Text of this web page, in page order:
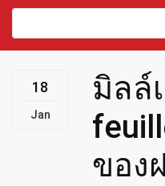
18
Jan
มิลล์
ของ